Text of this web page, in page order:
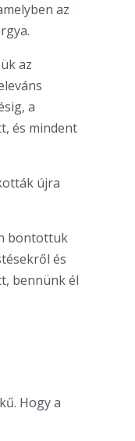
az
az
a
és mindent
újra
bontottuk
és
bennünk él
Hogy a